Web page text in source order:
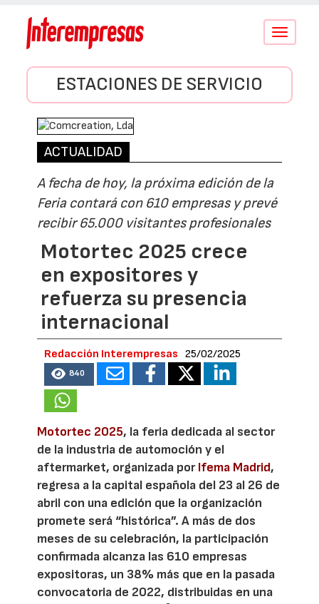
Conmutar
ESTACIONES DE SERVICIO
ACTUALIDAD
A fecha de hoy, la próxima edición de la
Feria contará con 610 empresas y prevé
recibir 65.000 visitantes profesionales
Motortec 2025 crece
en expositores y
refuerza su presencia
internacional
Redacción Interempresas 25/02/2025
840
Motortec 2025, la feria dedicada al sector
de la industria de automoción y el
aftermarket, organizada porIfema Madrid,
regresa a la capital española del 23 al 26 de
abril con una edición que la organización
promete será “histórica”. A más de dos
meses de su celebración, la participación
confirmada alcanza las 610 empresas
expositoras, un 38% más que en la pasada
convocatoria de 2022, distribuidas en una